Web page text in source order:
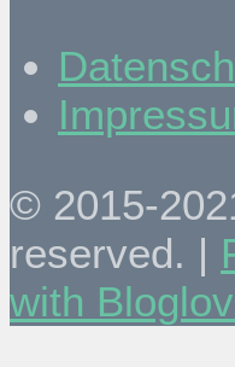
© 2015-
reserved. |
with